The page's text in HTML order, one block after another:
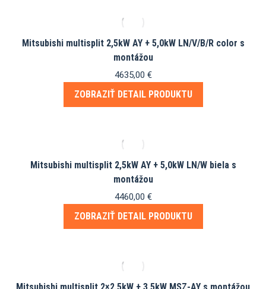
Mitsubishi multisplit 2,5kW AY + 5,0kW LN/V/B/R color s
montážou
4635,00 €
ZOBRAZIŤ DETAIL PRODUKTU
Mitsubishi multisplit 2,5kW AY + 5,0kW LN/W biela s
montážou
4460,00 €
ZOBRAZIŤ DETAIL PRODUKTU